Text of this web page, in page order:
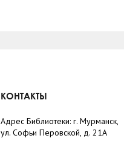
КОНТАКТЫ
Адрес Библиотеки: г. Мурманск,
ул. Софьи Перовской, д. 21А